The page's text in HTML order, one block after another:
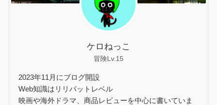
ケロねっこ
冒険Lv.15
2023年11月にブログ開設
Web知識はリリパットレベル
映画や海外ドラマ、商品レビューを中心に書いていま